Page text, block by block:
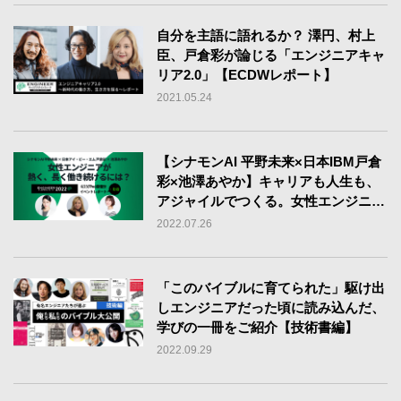
自分を主語に語れるか？ 澤円、村上
臣、戸倉彩が論じる「エンジニアキャ
リア2.0」【ECDWレポート】
2021.05.24
【シナモンAI 平野未来×日本IBM戸倉
彩×池澤あやか】キャリアも人生も、
アジャイルでつくる。女性エンジニア
たちの熱い仕事論【ECDW2022レ
2022.07.26
「このバイブルに育てられた」駆け出
しエンジニアだった頃に読み込んだ、
学びの一冊をご紹介【技術書編】
2022.09.29